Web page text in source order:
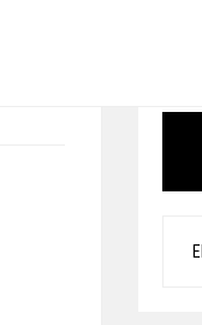
Primary